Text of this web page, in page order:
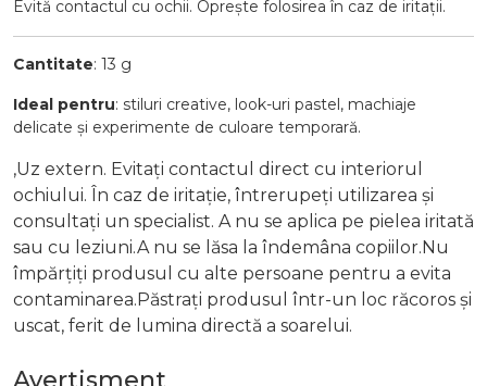
Evită contactul cu ochii. Oprește folosirea în caz de iritații.
Cantitate: 13 g
Ideal pentru: stiluri creative, look-uri pastel, machiaje
delicate și experimente de culoare temporară.
,Uz extern. Evitați contactul direct cu interiorul
ochiului. În caz de iritație, întrerupeți utilizarea și
consultați un specialist. A nu se aplica pe pielea iritată
sau cu leziuni.A nu se lăsa la îndemâna copiilor.Nu
împărțiți produsul cu alte persoane pentru a evita
contaminarea.Păstrați produsul într-un loc răcoros și
uscat, ferit de lumina directă a soarelui.